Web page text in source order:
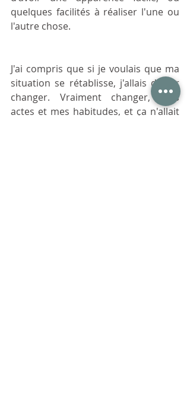
quelques facilités à réaliser l'une ou
l'autre chose.
J'ai compris que si je voulais que ma
situation se rétablisse, j'allais devoir
changer. Vraiment changer, mes
actes et mes habitudes, et ça n'allait